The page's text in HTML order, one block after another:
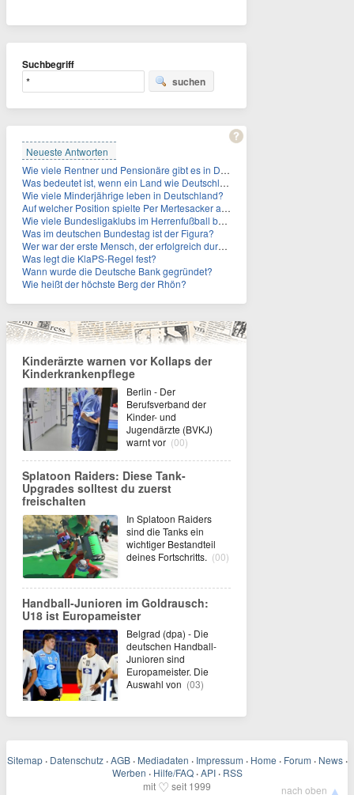
Suchbegriff
suchen
Neueste Antworten
Wie viele Rentner und Pensionäre gibt es in Deutschland aktuell?
Was bedeutet ist, wenn ein Land wie Deutschland ein Demographieproblem hat?
Wie viele Minderjährige leben in Deutschland?
Auf welcher Position spielte Per Mertesacker als Fußballer?
Wie viele Bundesligaklubs im Herrenfußball befinden sich in NRW?
Was im deutschen Bundestag ist der Figura?
Wer war der erste Mensch, der erfolgreich durch den Ärmelkanal schwamm?
Was legt die KlaPS-Regel fest?
Wann wurde die Deutsche Bank gegründet?
Wie heißt der höchste Berg der Rhön?
Kinderärzte warnen vor Kollaps der
Kinderkrankenpflege
Berlin - Der
Berufsverband der
Kinder- und
Jugendärzte (BVKJ)
warnt vor (00)
Splatoon Raiders: Diese Tank-
Upgrades solltest du zuerst
freischalten
In Splatoon Raiders
sind die Tanks ein
wichtiger Bestandteil
deines Fortschritts. (00)
Handball-Junioren im Goldrausch:
U18 ist Europameister
Belgrad (dpa) - Die
deutschen Handball-
Junioren sind
Europameister. Die
Auswahl von (03)
Sitemap · Datenschutz · AGB · Mediadaten · Impressum · Home · Forum · News ·
Werben · Hilfe/FAQ · API · RSS
mit ♡ seit 1999 nach oben ▲